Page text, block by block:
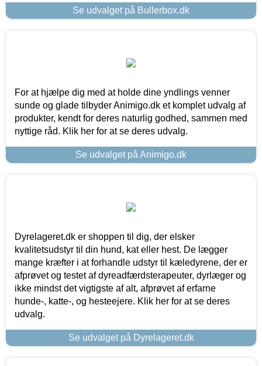
Se udvalget på Bullerbox.dk
For at hjælpe dig med at holde dine yndlings venner
sunde og glade tilbyder Animigo.dk et komplet udvalg af
produkter, kendt for deres naturlig godhed, sammen med
nyttige råd. Klik her for at se deres udvalg.
Se udvalget på Animigo.dk
Dyrelageret.dk er shoppen til dig, der elsker
kvalitetsudstyr til din hund, kat eller hest. De lægger
mange kræfter i at forhandle udstyr til kæledyrene, der er
afprøvet og testet af dyreadfærdsterapeuter, dyrlæger og
ikke mindst det vigtigste af alt, afprøvet af erfarne
hunde-, katte-, og hesteejere. Klik her for at se deres
udvalg.
Se udvalget på Dyrelageret.dk